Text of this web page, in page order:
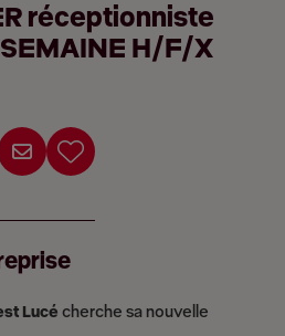
réceptionniste
H/F/X
Lucé cherche sa nouvelle